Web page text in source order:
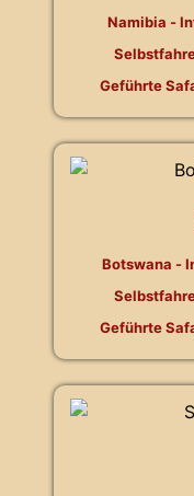
Namibia -
Geführte
Botswana -
Geführte